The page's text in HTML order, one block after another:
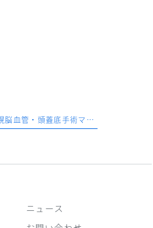
第4回 FEN 札幌脳血管・頭蓋底手術マイクロサージェリーコース
ニュース